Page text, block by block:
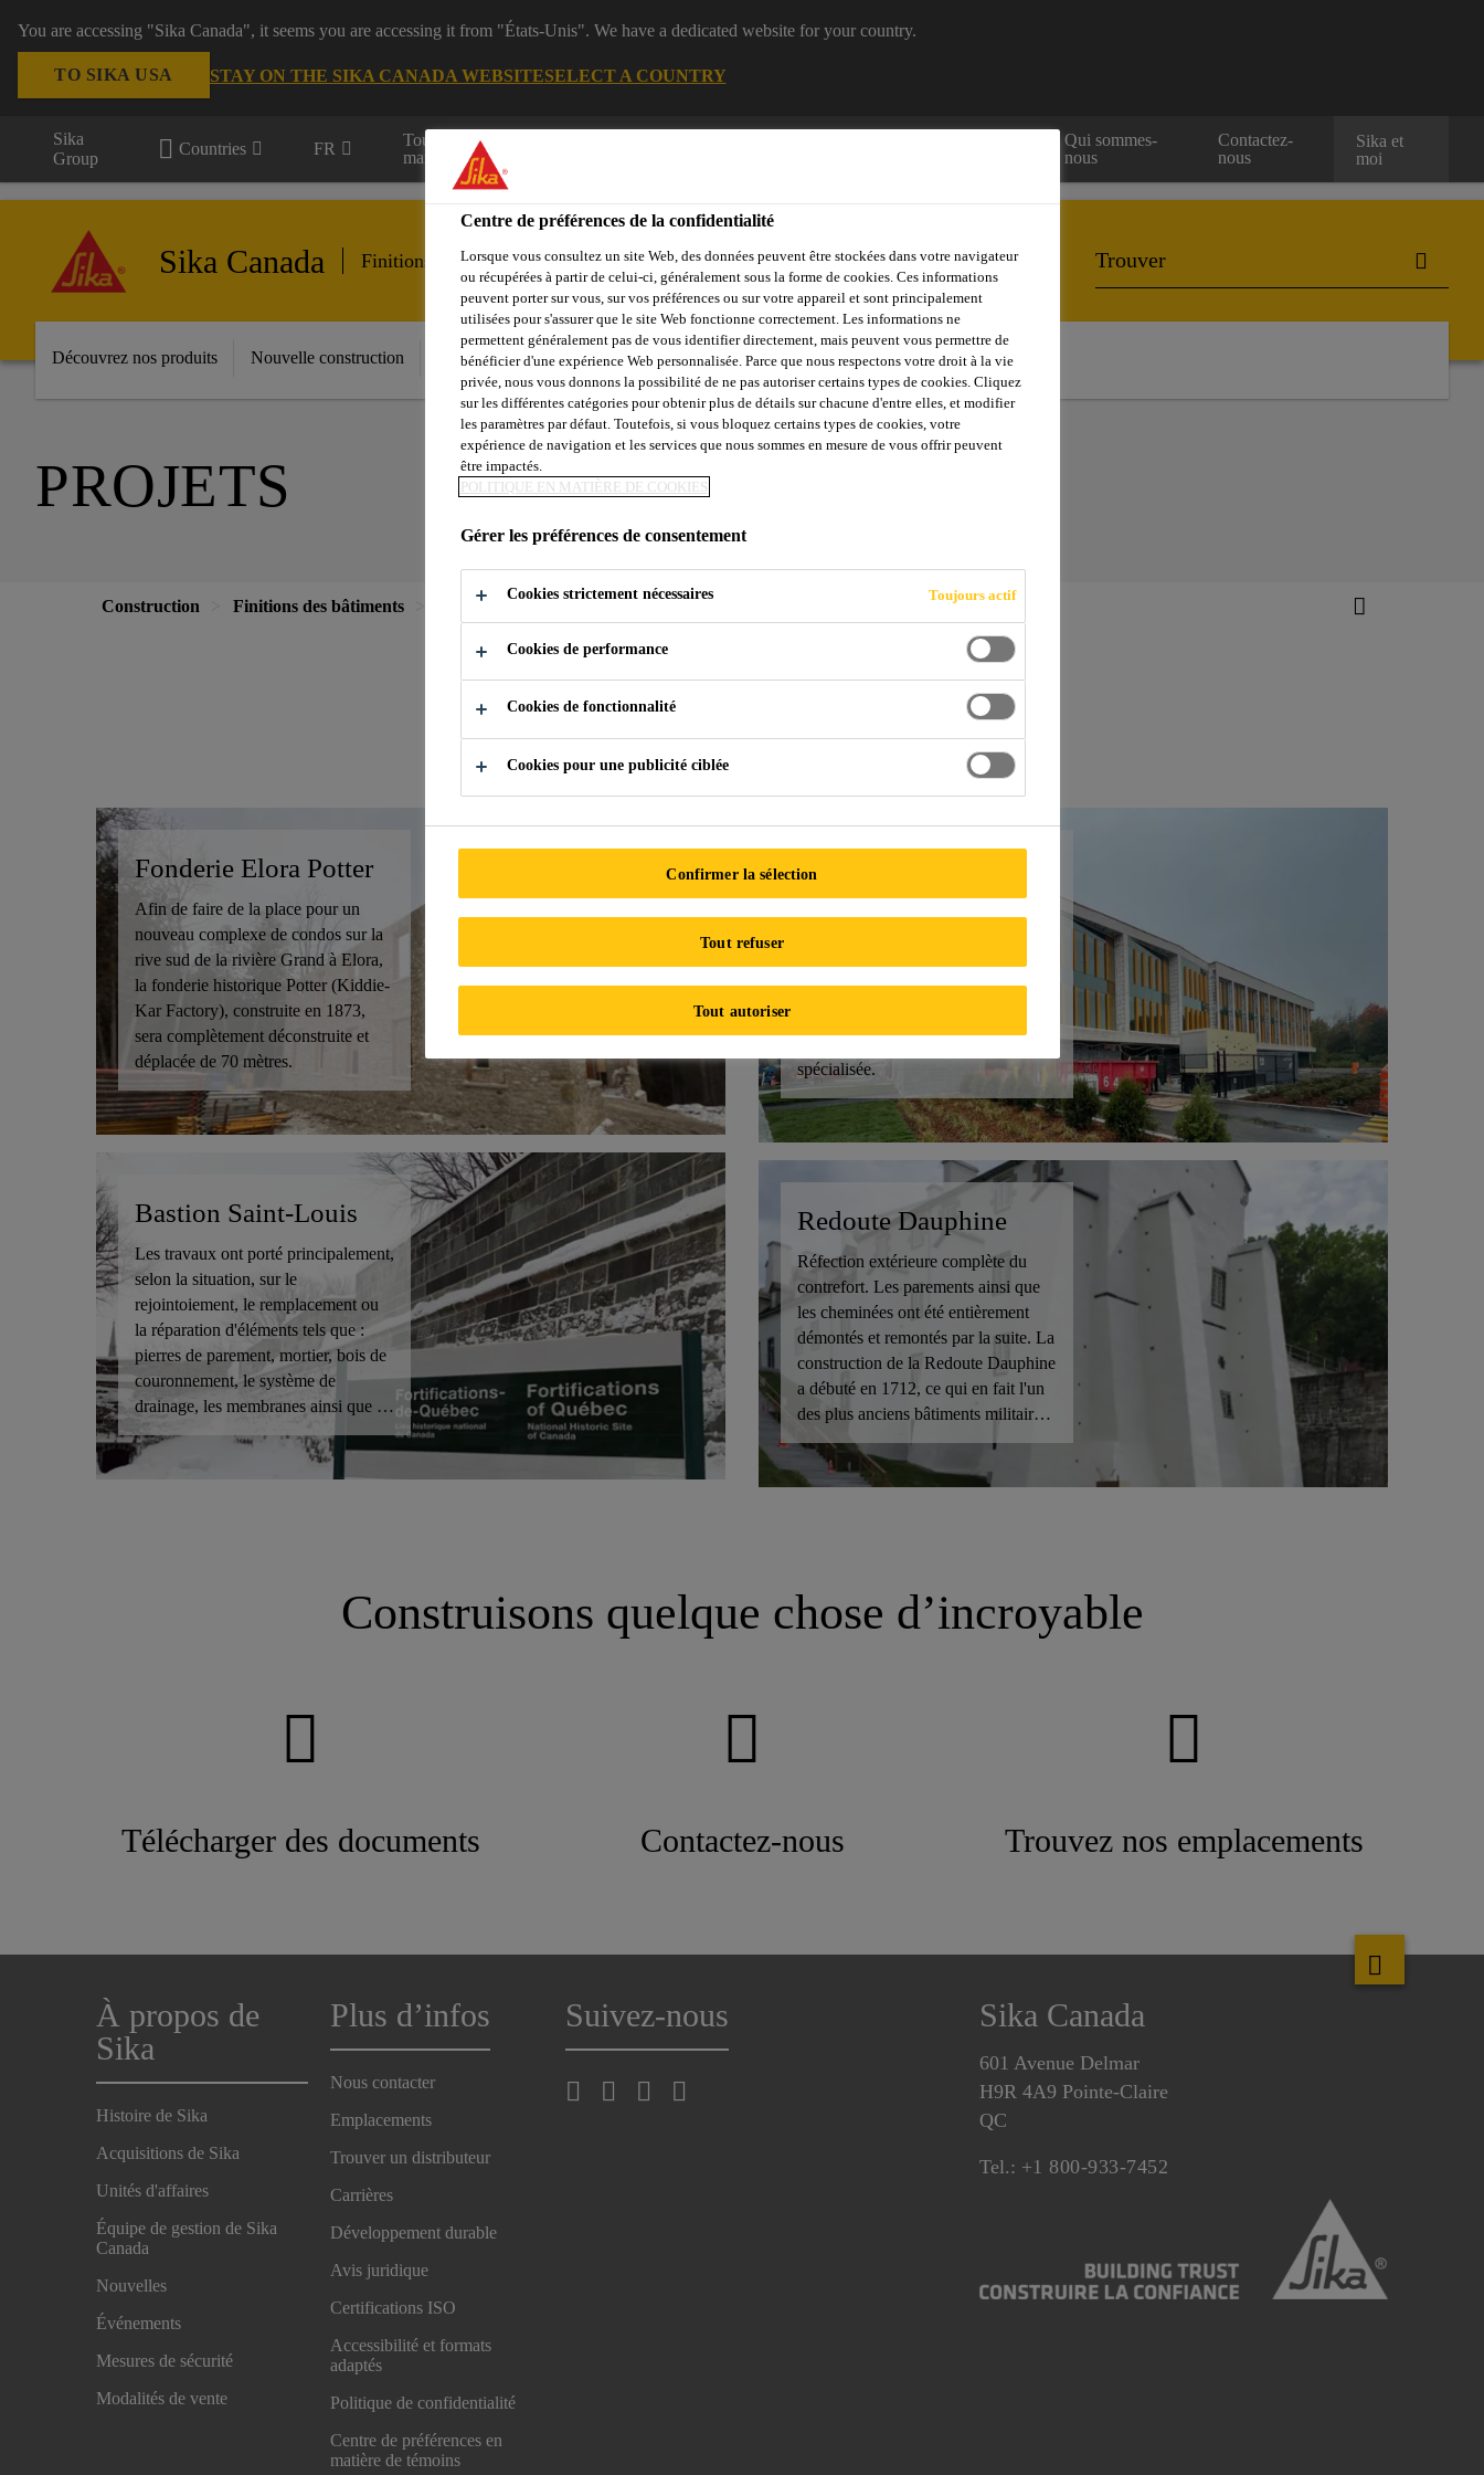
You are accessing "Sika Canada", it seems you are accessing it from "États-Unis". We have a dedicated website for your country.
TO SIKA USA STAY ON THE SIKA CANADA WEBSITESELECT A COUNTRY
Sika
Group
Countries FR
Tous les
marchés
Qui sommes-
nous
Contactez-
nous
Sika et
moi
Sika Canada Finitions des bâtiments
Découvrez nos produits Nouvelle construction Restauration Enduits minéraux Calculateur pour maçonnerie Contactez-nous
PROJETS
Construction Finitions des bâtiments Projets
Finitions des bâtiments projets
Fonderie Elora Potter
Afin de faire de la place pour un
nouveau complexe de condos sur la
rive sud de la rivière Grand à Elora,
la fonderie historique Potter (Kiddie-
Kar Factory), construite en 1873,
sera complètement déconstruite et
déplacée de 70 mètres.
Bastion Saint-Louis
Les travaux ont porté principalement,
selon la situation, sur le
rejointoiement, le remplacement ou
la réparation d'éléments tels que :
pierres de parement, mortier, bois de
couronnement, le système de
drainage, les membranes ainsi que le
matériau granulaire filtrant.
École secondaire de la
Cité
de 810 élèves et offrira des
programmes d'enseignement allant
spécialisée.
Redoute Dauphine
Réfection extérieure complète du
contrefort. Les parements ainsi que
les cheminées ont été entièrement
démontés et remontés par la suite. La
construction de la Redoute Dauphine
a débuté en 1712, ce qui en fait l'un
des plus anciens bâtiments militaires
du Québec.
Construisons quelque chose d’incroyable
Télécharger des documents Contactez-nous Trouvez nos emplacements
À propos de
Sika
Histoire de Sika
Acquisitions de Sika
Unités d'affaires
Équipe de gestion de Sika
Canada
Nouvelles
Événements
Mesures de sécurité
Modalités de vente
Plus d’infos
Nous contacter
Emplacements
Trouver un distributeur
Carrières
Développement durable
Avis juridique
Certifications ISO
Accessibilité et formats
adaptés
Politique de confidentialité
Centre de préférences en
matière de témoins
Suivez-nous Sika Canada
601 Avenue Delmar
H9R 4A9 Pointe-Claire
QC
Tel.: +1 800-933-7452
Centre de préférences de la confidentialité
Lorsque vous consultez un site Web, des données peuvent être stockées dans votre navigateur
ou récupérées à partir de celui-ci, généralement sous la forme de cookies. Ces informations
peuvent porter sur vous, sur vos préférences ou sur votre appareil et sont principalement
utilisées pour s'assurer que le site Web fonctionne correctement. Les informations ne
permettent généralement pas de vous identifier directement, mais peuvent vous permettre de
bénéficier d'une expérience Web personnalisée. Parce que nous respectons votre droit à la vie
privée, nous vous donnons la possibilité de ne pas autoriser certains types de cookies. Cliquez
sur les différentes catégories pour obtenir plus de détails sur chacune d'entre elles, et modifier
les paramètres par défaut. Toutefois, si vous bloquez certains types de cookies, votre
expérience de navigation et les services que nous sommes en mesure de vous offrir peuvent
être impactés.
POLITIQUE EN MATIÈRE DE COOKIES
Gérer les préférences de consentement
Cookies strictement nécessaires Toujours actif
Cookies de performance
Cookies de fonctionnalité
Cookies pour une publicité ciblée
Confirmer la sélection
Tout refuser
Tout autoriser